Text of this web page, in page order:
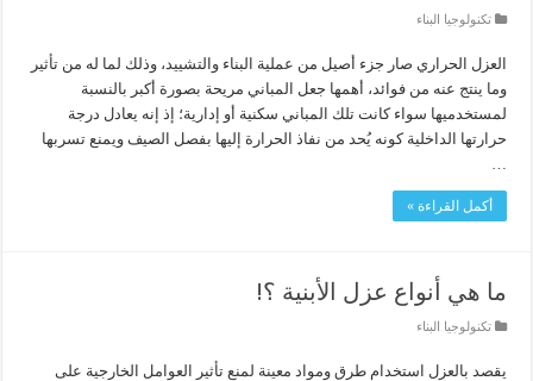
تكنولوجيا البناء
العزل الحراري صار جزء أصيل من عملية البناء والتشييد، وذلك لما له من تأثير
وما ينتج عنه من فوائد، أهمها جعل المباني مريحة بصورة أكبر بالنسبة
لمستخدميها سواء كانت تلك المباني سكنية أو إدارية؛ إذ إنه يعادل درجة
حرارتها الداخلية كونه يُحد من نفاذ الحرارة إليها بفصل الصيف ويمنع تسربها
أكمل القراءة »
ما هي أنواع عزل الأبنية ؟!
تكنولوجيا البناء
يقصد بالعزل استخدام طرق ومواد معينة لمنع تأثير العوامل الخارجية على